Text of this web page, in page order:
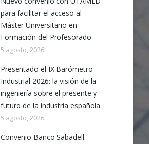
para facilitar el acceso al
Máster Universitario en
Formación del Profesorado
5 agosto, 2026
Presentado el IX Barómetro
Industrial 2026: la visión de la
ingeniería sobre el presente y
futuro de la industria española
5 agosto, 2026
Convenio Banco Sabadell.